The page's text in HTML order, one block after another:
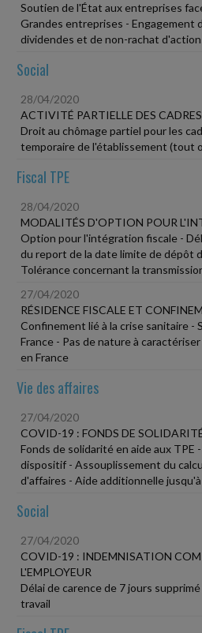
Soutien de l'État aux entreprises
Grandes entreprises - Engagement
dividendes et de non-rachat
Social
28/04/2020
ACTIVITÉ PARTIELLE DES
Droit au chômage partiel pour les
temporaire de l'établissement (tout
Fiscal TPE
28/04/2020
MODALITÉS D'OPTION POUR
Option pour l'intégration fiscale -
du report de la date limite de dépôt
Tolérance concernant la
27/04/2020
RÉSIDENCE FISCALE ET
Confinement lié à la crise sanitaire -
France - Pas de nature à
en France
Vie des affaires
27/04/2020
COVID-19 : FONDS DE
Fonds de solidarité en aide aux TPE
dispositif - Assouplissement du
d'affaires - Aide additionnelle jusqu'à
Social
27/04/2020
COVID-19 : INDEMNISATION
L'EMPLOYEUR
Délai de carence de 7 jours
travail